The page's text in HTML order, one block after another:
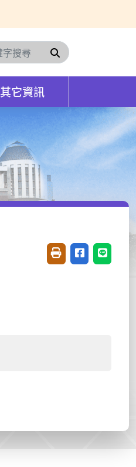
搜尋
其它資訊
友善列印(開新視窗)
分享至臉書(
分享至